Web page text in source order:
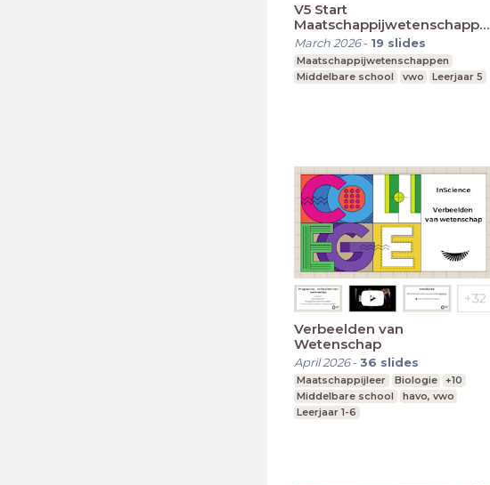
V5 Start
Maatschappijwetenschappen
2024-2025
March 2026- 19 slides
Maatschappijwetenschappen
Middelbare school
vwo Leerjaar 5
Verbeelden van
Wetenschap
April 2026-36 slides
Maatschappijleer Biologie
+10
Middelbare school
havo, vwo
Leerjaar 1-6